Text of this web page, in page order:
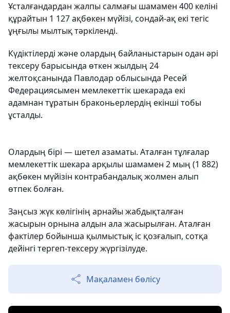
Ұсталғандардан жалпы салмағы шамамен 400 келіні
құрайтын 1 127 ақбөкен мүйізі, сондай-ақ екі тегіс
ұңғылы мылтық тәркіленді.
Күдіктілерді және олардың байланыстарын одан әрі
тексеру барысында өткен жылдың 24
желтоқсанында Павлодар облысында Ресей
Федерациясымен мемлекеттік шекарада екі
адамнан тұратын браконьерлердің екінші тобы
ұсталды.
Олардың бірі — шетел азаматы. Аталған тұлғалар
мемлекеттік шекара арқылы шамамен 2 мың (1 882)
ақбөкен мүйізін контрабандалық жолмен алып
өтпек болған.
Заңсыз жүк көлігінің арнайы жабдықталған
жасырын орнына алдын ала жасырылған. Аталған
фактілер бойынша қылмыстық іс қозғалып, сотқа
дейінгі тергеп-тексеру жүргізілуде.
Мақаламен бөлісу